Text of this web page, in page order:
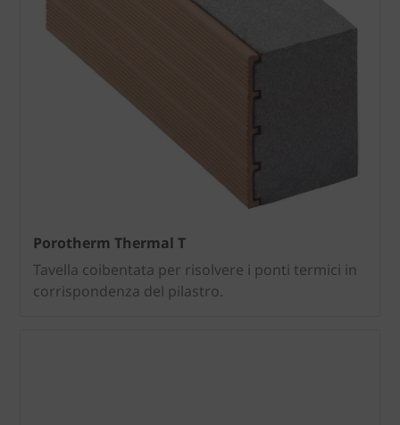
Porotherm Thermal T
Tavella coibentata per risolvere i ponti termici in
corrispondenza del pilastro.